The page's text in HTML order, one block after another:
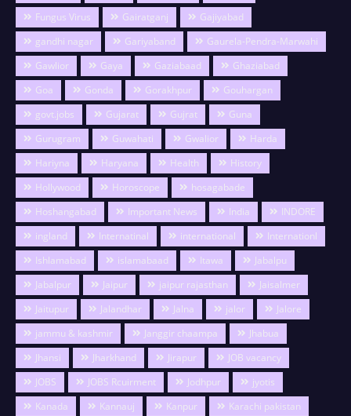
Fungus Virus
Gairatganj
Gajiyabad
gandhi nagar
Gariyaband
Gaurela-Pendra-Marwahi
Gawlior
Gaya Gaziabaad
Ghaziabad
Goa
Gonda Gorakhpur
Gouhargan
govt.jobs
Gujarat Gujrat
Guna
Gurugram
Guwahati Gwalior
Harda
Hariyna
Haryana Health
History
Hollywood
Horoscope
hosagabade
Hoshangabad
Important News India
INDORE
ingland
Internatinal international
Internationl
Ishlamabad
islamabaad Itawa
Jabalpu
Jabalpur
Jaipur jaipur rajasthan
Jaisalmer
Jaitupur
Jalandhar Jalna jalor
Jalore
jammu & kashmir
Janggir chaampa
Jhabua
Jhansi
Jharkhand Jirapur
JOB vacancy
JOBS
JOBS Rcuirment Jodhpur
jyotis
Kanada
Kannauj Kanpur
Karachi pakistan